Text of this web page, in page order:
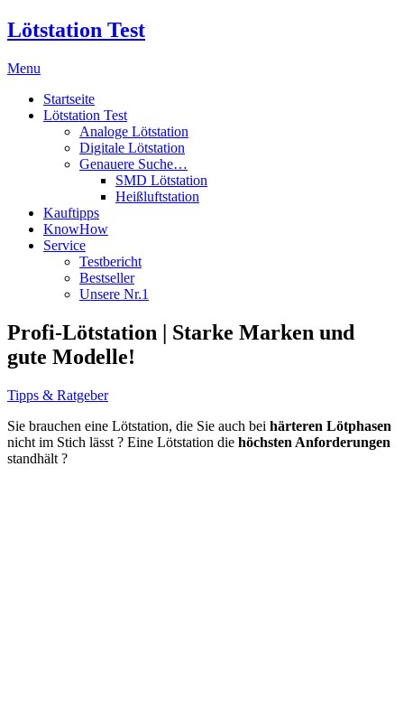
Lötstation Test
Menu
Startseite
Lötstation Test
Analoge Lötstation
Digitale Lötstation
Genauere Suche…
SMD Lötstation
Heißluftstation
Kauftipps
KnowHow
Service
Testbericht
Bestseller
Unsere Nr.1
Profi-Lötstation | Starke Marken und
gute Modelle!
Tipps & Ratgeber
Sie brauchen eine Lötstation, die Sie auch bei härteren Lötphasen
nicht im Stich lässt ? Eine Lötstation die höchsten Anforderungen
standhält ?